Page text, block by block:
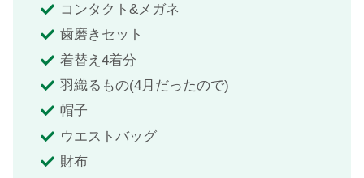
コンタクト&メガネ
歯磨きセット
着替え4着分
羽織るもの(4月だったので)
帽子
ウエストバッグ
財布